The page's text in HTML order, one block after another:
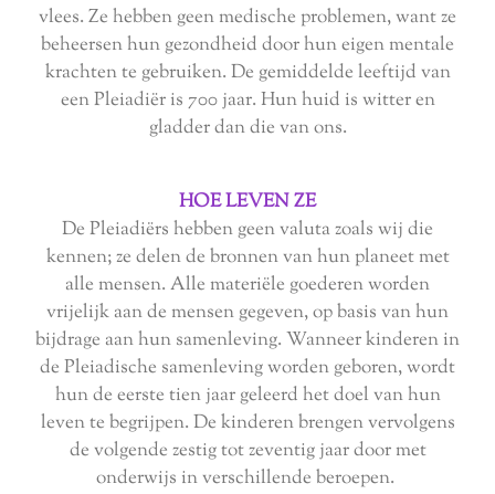
vlees. Ze hebben geen medische problemen, want ze
beheersen hun gezondheid door hun eigen mentale
krachten te gebruiken. De gemiddelde leeftijd van
een Pleiadiër is 700 jaar. Hun huid is witter en
gladder dan die van ons.
HOE LEVEN ZE
De Pleiadiërs hebben geen valuta zoals wij die
kennen; ze delen de bronnen van hun planeet met
alle mensen. Alle materiële goederen worden
vrijelijk aan de mensen gegeven, op basis van hun
bijdrage aan hun samenleving. Wanneer kinderen in
de Pleiadische samenleving worden geboren, wordt
hun de eerste tien jaar geleerd het doel van hun
leven te begrijpen. De kinderen brengen vervolgens
de volgende zestig tot zeventig jaar door met
onderwijs in verschillende beroepen.